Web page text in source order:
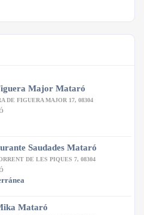
Major Mataró
DE FIGUERA MAJOR 17, 08304
Saudades Mataró
DE LES PIQUES 7, 08304
Mataró